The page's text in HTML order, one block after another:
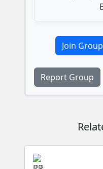
Join Group
Report Group